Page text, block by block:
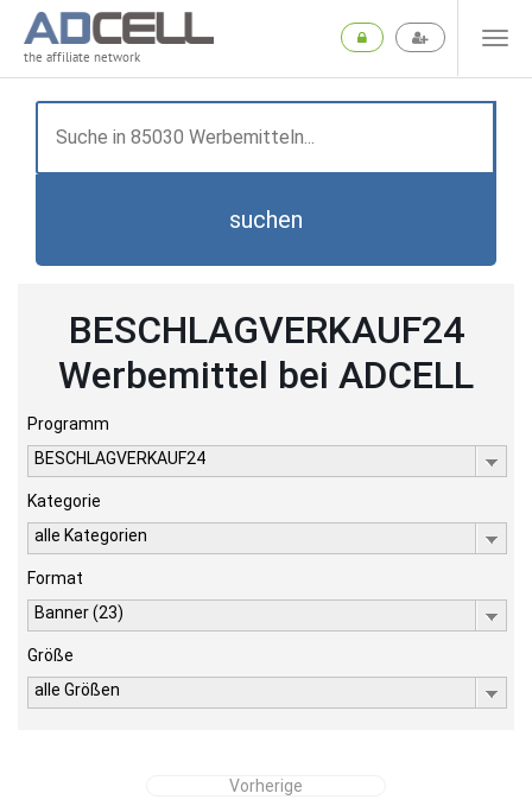
the affiliate network
suchen
BESCHLAGVERKAUF24
Werbemittel bei ADCELL
Programm
BESCHLAGVERKAUF24
Kategorie
alle Kategorien
Format
Banner (23)
Größe
alle Größen
Vorherige